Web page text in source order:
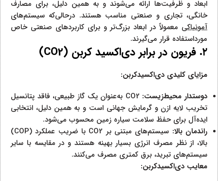
ابعاد و ظرفیت‌ها ارائه می‌شوند و به همین دلیل، برای مصارف
خانگی، تجاری و صنعتی مناسب هستند. درحالی‌که سیستم‌های
آمونیاکی معمولاً در ابعاد بزرگ‌تر و برای کاربردهای صنعتی خاص
مورداستفاده قرار می‌گیرند.
۲. فریون در برابر دی‌اکسید کربن ( CO2
)
مزایای کلیدی دی‌اکسیدکربن:
دوستدار محیط‌زیست:
CO2 به‌عنوان یک گاز طبیعی، فاقد پتانسیل
تخریب لایه ازن و گرمایش جهانی است و به همین دلیل، انتخابی
ایده‌آل برای حفظ سلامت سیاره زمین محسوب می‌شود.
راندمان بالا:
سیستم‌های مبتنی بر CO2 با ضریب عملکرد (COP)
بالا، از نظر مصرف انرژی بسیار بهینه هستند و در مقایسه با سایر
سیستم‌های تبرید، برق کمتری مصرف می‌کنند.
معایب دی‌اکسیدکربن: